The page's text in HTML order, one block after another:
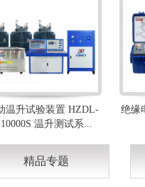
温升试验装置 HZDL-
温升测试系...
绝缘
精品专题